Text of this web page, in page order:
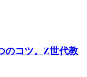
のコツ。Z世代教